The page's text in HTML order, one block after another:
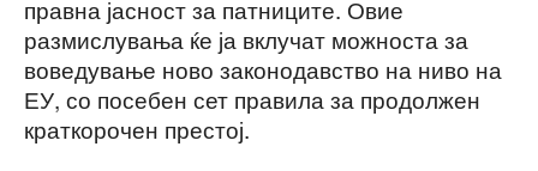
правна јасност за патниците. Овие
размислувања ќе ја вклучат можноста за
воведување ново законодавство на ниво на
ЕУ, со посебен сет правила за продолжен
краткорочен престој.